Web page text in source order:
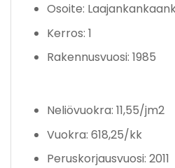
Osoite:
Kerros: 1
Rakennusvuosi: 1985
Neliövuokra: 11,55/jm2
Vuokra: 618,25/kk
Peruskorjausvuosi: 2011